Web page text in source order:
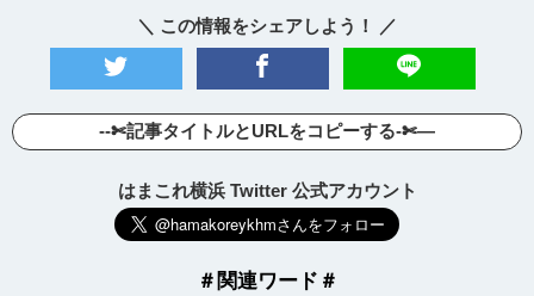
＼ この情報をシェアしよう！ ／
--✄記事タイトルとURLをコピーする-✄—
はまこれ横浜 Twitter 公式アカウント
＃関連ワード＃